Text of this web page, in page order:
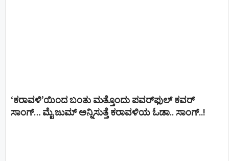
‘ಕರಾವಳಿ’ಯಿಂದ ಬಂತು ಮತ್ತೊಂದು ಪವರ್‌ಫುಲ್ ಕವರ್
ಸಾಂಗ್… ಮೈ ಜುಮ್ ಅನ್ನಿಸುತ್ತೆ ಕರಾವಳಿಯ ಓಡಾ.. ಸಾಂಗ್‌..!